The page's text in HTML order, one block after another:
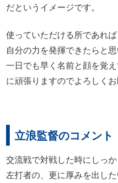
だというイメージです。
使っていただける所であれ
自分の力を発揮できたらと思
一日でも早く名前と顔を覚
に頑張りますのでよろしくお
立浪監督のコメント
交流戦で対戦した時にしっ
左打者の、更に厚みを出した